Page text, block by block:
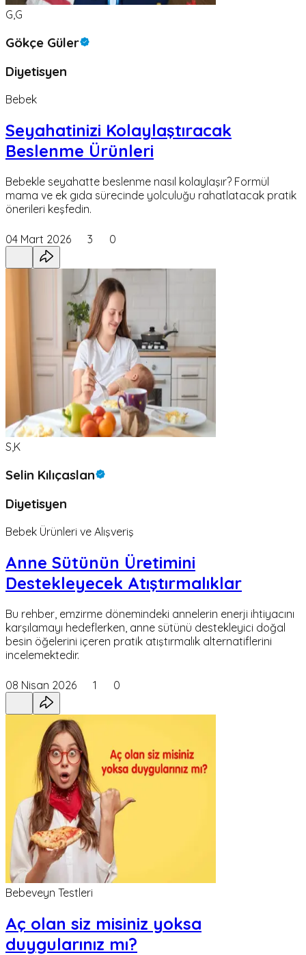
G,G
Gökçe Güler
Diyetisyen
Bebek
Seyahatinizi Kolaylaştıracak
Beslenme Ürünleri
Bebekle seyahatte beslenme nasıl kolaylaşır? Formül
mama ve ek gıda sürecinde yolculuğu rahatlatacak pratik
önerileri keşfedin.
04 Mart 2026 3 0
S,K
Selin Kılıçaslan
Diyetisyen
Bebek Ürünleri ve Alışveriş
Anne Sütünün Üretimini
Destekleyecek Atıştırmalıklar
Bu rehber, emzirme dönemindeki annelerin enerji ihtiyacını
karşılamayı hedeflerken, anne sütünü destekleyici doğal
besin öğelerini içeren pratik atıştırmalık alternatiflerini
incelemektedir.
08 Nisan 2026 1 0
Bebeveyn Testleri
Aç olan siz misiniz yoksa
duygularınız mı?